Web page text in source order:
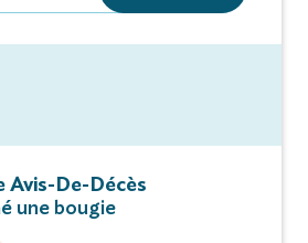
Avis-De-Décès
une bougie